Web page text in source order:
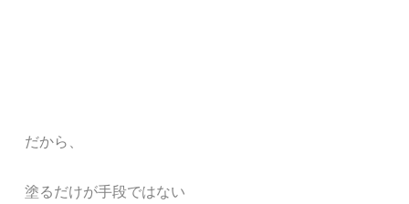
だから、
塗るだけが手段ではない